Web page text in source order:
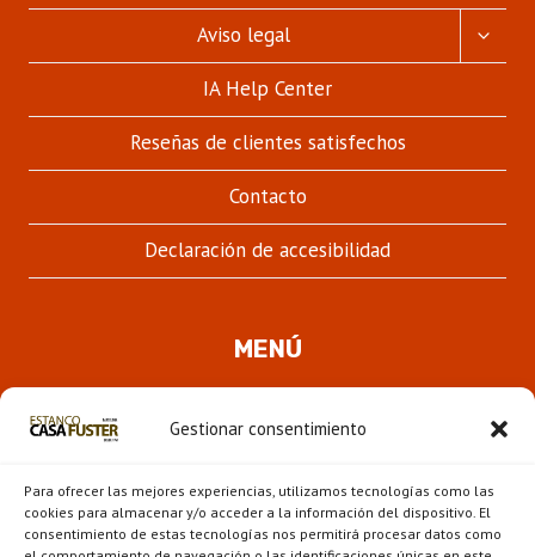
Gestionar consentimiento
Para ofrecer las mejores experiencias, utilizamos tecnologías como las
cookies para almacenar y/o acceder a la información del dispositivo. El
consentimiento de estas tecnologías nos permitirá procesar datos como
Aviso legal
IA Help Center
Reseñas de clientes satisfechos
Contacto
Declaración de accesibilidad
MENÚ
HIJO
Novedades